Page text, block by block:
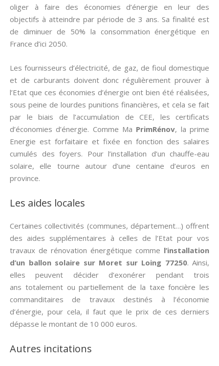
oliger à faire des économies d’énergie en leur des
objectifs à atteindre par période de 3 ans. Sa finalité est
de diminuer de 50% la consommation énergétique en
France d’ici 2050.
Les fournisseurs d’électricité, de gaz, de fioul domestique
et de carburants doivent donc régulièrement prouver à
l’Etat que ces économies d’énergie ont bien été réalisées,
sous peine de lourdes punitions financières, et cela se fait
par le biais de l’accumulation de CEE, les certificats
d’économies d’énergie. Comme Ma PrimRénov, la prime
Energie est forfaitaire et fixée en fonction des salaires
cumulés des foyers. Pour l’installation d’un chauffe-eau
solaire, elle tourne autour d’une centaine d’euros en
province.
Les aides locales
Certaines collectivités (communes, département…) offrent
des aides supplémentaires à celles de l’Etat pour vos
travaux de rénovation énergétique comme l’installation
d’un ballon solaire sur Moret sur Loing 77250. Ainsi,
elles peuvent décider d’exonérer pendant trois
ans totalement ou partiellement de la taxe foncière les
commanditaires de travaux destinés à l’économie
d’énergie, pour cela, il faut que le prix de ces derniers
dépasse le montant de 10 000 euros.
Autres incitations